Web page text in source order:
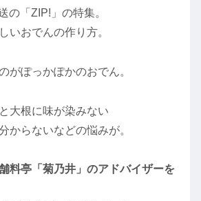
の「ZIP!」の特集。
いおでんの作り方。
がぽっかぽかのおでん。
大根に味が染みない
からないなどの悩みが。
料亭「菊乃井」のアドバイザーを